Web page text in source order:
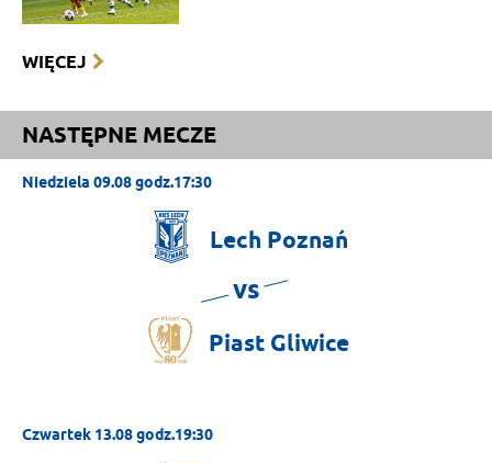
WIĘCEJ
NASTĘPNE MECZE
Niedziela 09.08 godz.17:30
Lech Poznań
vs
Piast Gliwice
Czwartek 13.08 godz.19:30